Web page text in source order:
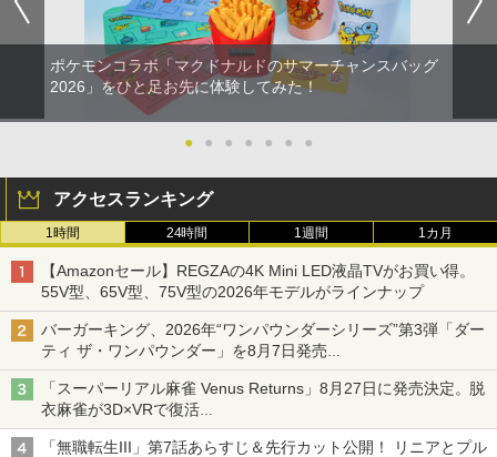
￥9,900
ポケモンコラボ「マクドナルドのサマーチャンスバッグ
2026」をひと足お先に体験してみた！
● ● ● ● ● ● ●
アクセスランキング
1時間 24時間 1週間 1カ月
【Amazonセール】REGZAの4K Mini LED液晶TVがお買い得。
55V型、65V型、75V型の2026年モデルがラインナップ
バーガーキング、2026年“ワンパウンダーシリーズ”第3弾「ダー
ティ ザ・ワンパウンダー」を8月7日発売
「特製ガーリックマヨソース」を使用した超大型チーズバーガー
「スーパーリアル麻雀 Venus Returns」8月27日に発売決定。脱
衣麻雀が3D×VRで復活
発売から2週間は20%オフになるセールが実施
「無職転生III」第7話あらすじ＆先行カット公開！ リニアとプル